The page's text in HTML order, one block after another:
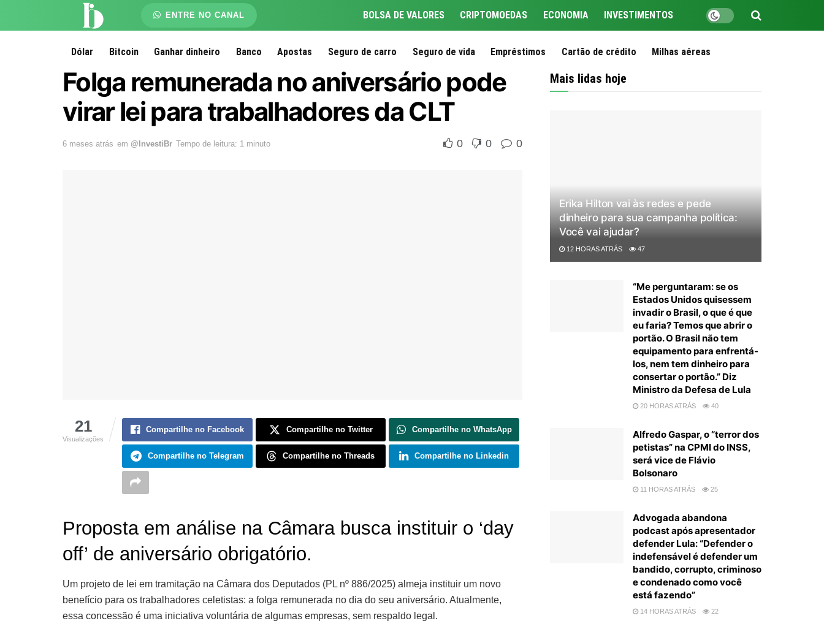
ENTRE NO CANAL BOLSA DE VALORES CRIPTOMOEDAS ECONOMIA INVESTIMENTOS
Dólar Bitcoin Ganhar dinheiro Banco Apostas Seguro de carro Seguro de vida Empréstimos Cartão de crédito Milhas aéreas
Folga remunerada no aniversário pode
virar lei para trabalhadores da CLT
6 meses atrás em @InvestiBr Tempo de leitura: 1 minuto 0 0 0
21
Visualizações
Compartilhe no Facebook Compartilhe no Twitter Compartilhe no WhatsApp
Compartilhe no Telegram Compartilhe no Threads Compartilhe no Linkedin
Proposta em análise na Câmara busca instituir o ‘day
off’ de aniversário obrigatório.
Um projeto de lei em tramitação na Câmara dos Deputados (PL nº 886/2025) almeja instituir um novo
benefício para os trabalhadores celetistas: a folga remunerada no dia do seu aniversário. Atualmente,
essa concessão é uma iniciativa voluntária de algumas empresas, sem respaldo legal.
Mais lidas hoje
Erika Hilton vai às redes e pede
dinheiro para sua campanha política:
Você vai ajudar?
12 HORAS ATRÁS 47
“Me perguntaram: se os
Estados Unidos quisessem
invadir o Brasil, o que é que
eu faria? Temos que abrir o
portão. O Brasil não tem
equipamento para enfrentá-
los, nem tem dinheiro para
consertar o portão.” Diz
Ministro da Defesa de Lula
20 HORAS ATRÁS 40
Alfredo Gaspar, o “terror dos
petistas” na CPMI do INSS,
será vice de Flávio
Bolsonaro
11 HORAS ATRÁS 25
Advogada abandona
podcast após apresentador
defender Lula: “Defender o
indefensável é defender um
bandido, corrupto, criminoso
e condenado como você
está fazendo”
14 HORAS ATRÁS 22